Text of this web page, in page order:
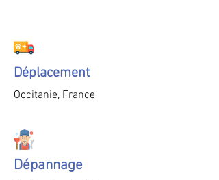
Déplacement
Occitanie, France
Dépannage